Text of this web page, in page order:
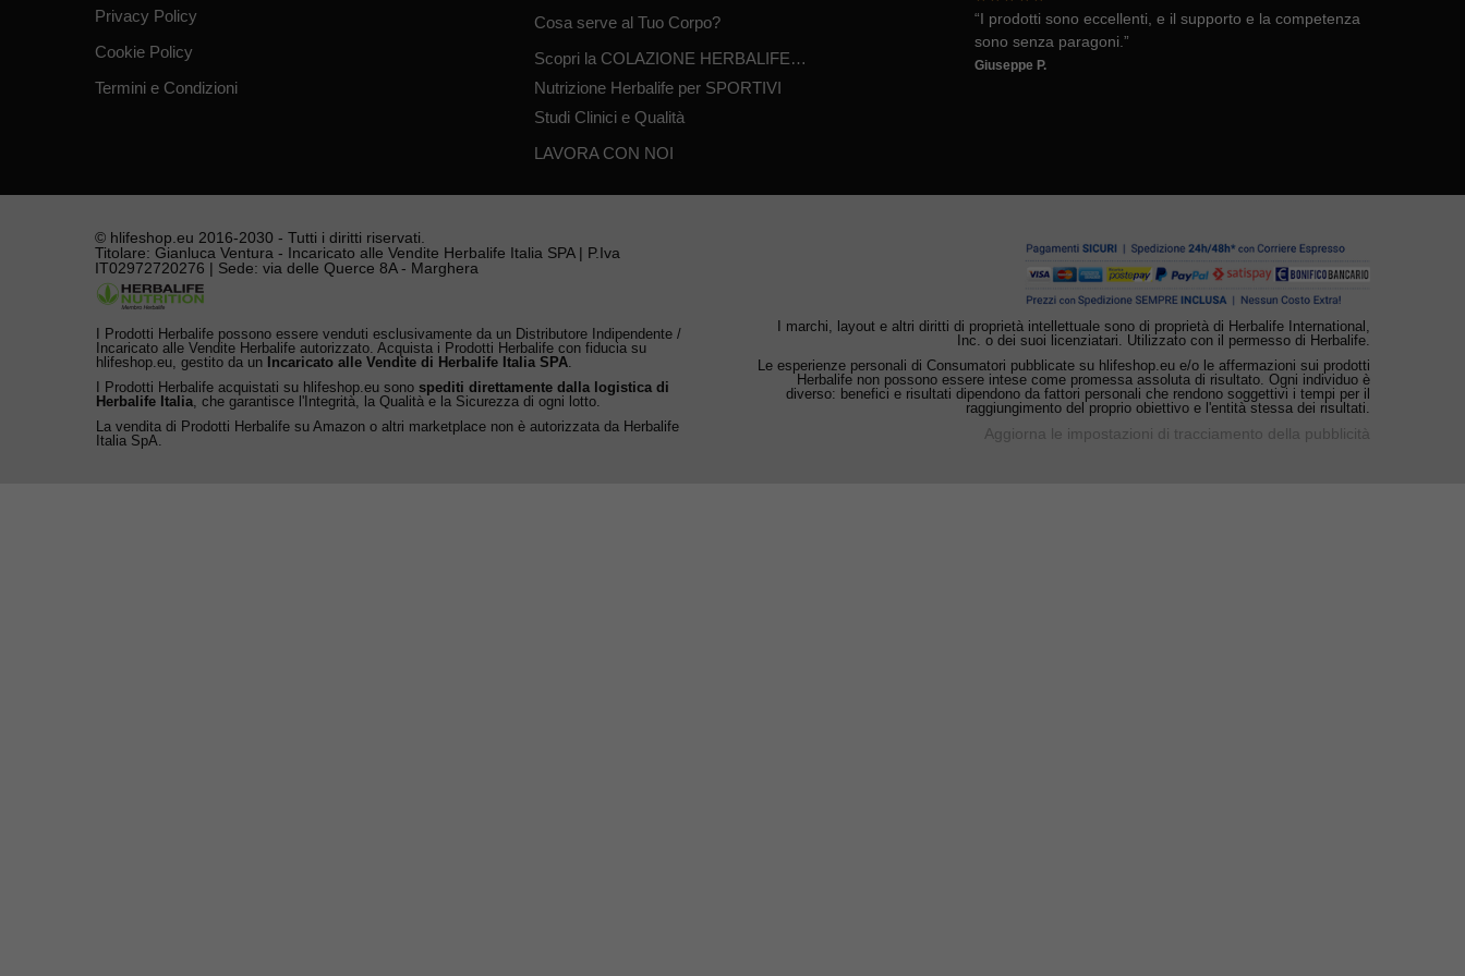
Privacy Policy
Cookie Policy
Termini e Condizioni
Cosa serve al Tuo Corpo?
Scopri la COLAZIONE HERBALIFE…
Nutrizione Herbalife per SPORTIVI
Studi Clinici e Qualità
LAVORA CON NOI
“I prodotti sono eccellenti, e il supporto e la competenza
sono senza paragoni.”
Giuseppe P.
© hlifeshop.eu 2016-2030 - Tutti i diritti riservati.
Titolare: Gianluca Ventura - Incaricato alle Vendite Herbalife Italia SPA | P.Iva
IT02972720276 | Sede: via delle Querce 8A - Marghera
I Prodotti Herbalife possono essere venduti esclusivamente da un Distributore Indipendente /
Incaricato alle Vendite Herbalife autorizzato. Acquista i Prodotti Herbalife con fiducia su
hlifeshop.eu, gestito da un Incaricato alle Vendite di Herbalife Italia SPA.
I Prodotti Herbalife acquistati su hlifeshop.eu sono spediti direttamente dalla logistica di
Herbalife Italia, che garantisce l'Integrità, la Qualità e la Sicurezza di ogni lotto.
La vendita di Prodotti Herbalife su Amazon o altri marketplace non è autorizzata da Herbalife
Italia SpA.
I marchi, layout e altri diritti di proprietà intellettuale sono di proprietà di Herbalife International,
Inc. o dei suoi licenziatari. Utilizzato con il permesso di Herbalife.
Le esperienze personali di Consumatori pubblicate su hlifeshop.eu e/o le affermazioni sui prodotti
Herbalife non possono essere intese come promessa assoluta di risultato. Ogni individuo è
diverso: benefici e risultati dipendono da fattori personali che rendono soggettivi i tempi per il
raggiungimento del proprio obiettivo e l'entità stessa dei risultati.
Aggiorna le impostazioni di tracciamento della pubblicità